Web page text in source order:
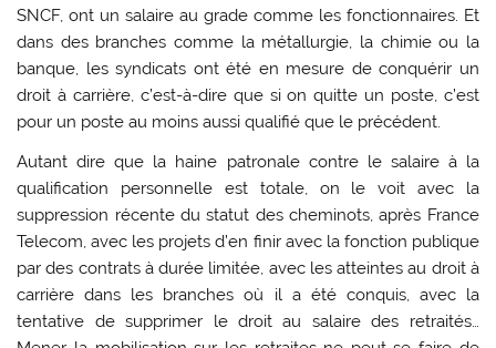
SNCF, ont un salaire au grade comme les fonctionnaires. Et
dans des branches comme la métallurgie, la chimie ou la
banque, les syndicats ont été en mesure de conquérir un
droit à carrière, c’est-à-dire que si on quitte un poste, c’est
pour un poste au moins aussi qualifié que le précédent.
Autant dire que la haine patronale contre le salaire à la
qualification personnelle est totale, on le voit avec la
suppression récente du statut des cheminots, après France
Telecom, avec les projets d’en finir avec la fonction publique
par des contrats à durée limitée, avec les atteintes au droit à
carrière dans les branches où il a été conquis, avec la
tentative de supprimer le droit au salaire des retraités…